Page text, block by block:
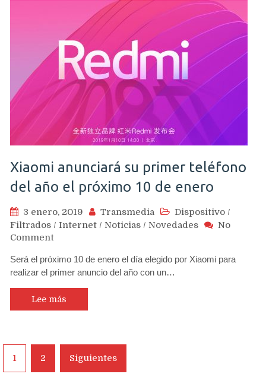
Xiaomi anunciará su primer teléfono
del año el próximo 10 de enero
3 enero, 2019 Transmedia Dispositivo /
Filtrados / Internet / Noticias / Novedades
No
Commenton
anunciará
su
primer
teléfono
del
de
Será el próximo 10 de enero el día elegido por Xiaomi para
realizar el primer anuncio del año con un…
Lee más
Navegación
de
1 2 Siguientes